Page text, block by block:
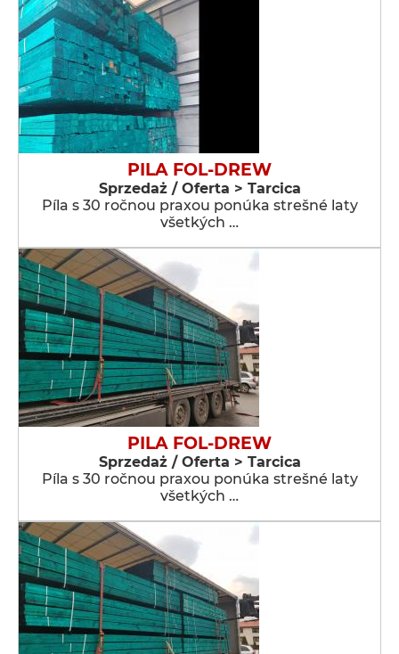
PILA FOL-DREW
Sprzedaż / Oferta > Tarcica
Píla s 30 ročnou praxou ponúka strešné laty
všetkých …
PILA FOL-DREW
Sprzedaż / Oferta > Tarcica
Píla s 30 ročnou praxou ponúka strešné laty
všetkých …